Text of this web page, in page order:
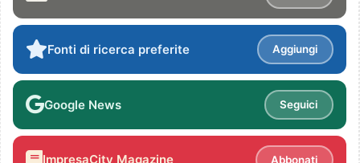
Fonti di ricerca preferite Aggiungi
Google News Seguici
ImpresaCity Magazine Abbonati